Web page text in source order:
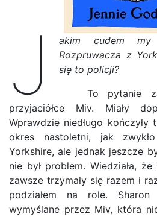
J
akim cudem my
Rozpruwacza z
się to policji?
To pytanie
przyjaciółce Miv. Miały
Wprawdzie niedługo
okres nastoletni, jak
Yorkshire, ale jednak jeszcze
nie był problem. Wiedziała,
zawsze trzymały się razem i
podziałem na role. Sharon
wymyślane przez Miv, która